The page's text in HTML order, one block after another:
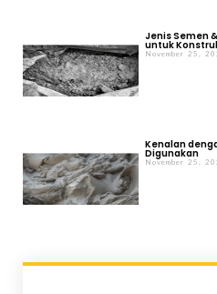
Jenis Semen
untuk
November 25,
Kenalan
Digunakan
November 25,